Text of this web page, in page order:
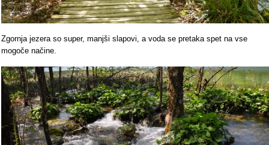
Zgornja jezera so super, manjši slapovi, a voda se pretaka spet na vse
mogoče načine.